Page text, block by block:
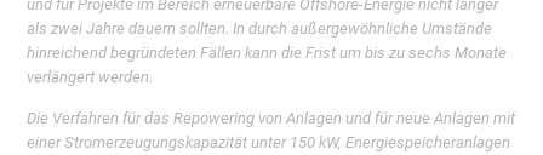
und für Projekte im Bereich erneuerbare Offshore-Energie nicht länger
als zwei Jahre dauern sollten. In durch außergewöhnliche Umstände
hinreichend begründeten Fällen kann die Frist um bis zu sechs Monate
verlängert werden.
Die Verfahren für das Repowering von Anlagen und für neue Anlagen mit
einer Stromerzeugungskapazität unter 150 kW, Energiespeicheranlagen